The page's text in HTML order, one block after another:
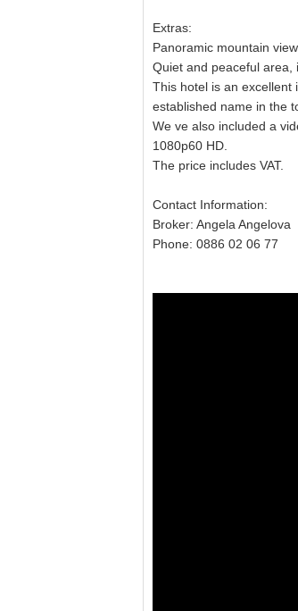
Extras:
Panoramic mountain
Quiet and peaceful area,
This hotel is an excellent
established name in the
We ve also included a
1080p60 HD.
The price includes VAT.
Contact Information:
Broker: Angela Angelova
Phone: 0886 02 06 77